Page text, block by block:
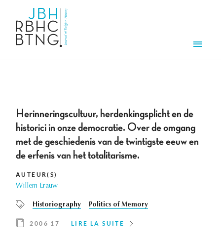
Herinneringscultuur, herdenkingsplicht en de
historici in onze democratie. Over de omgang
met de geschiedenis van de twintigste eeuw en
de erfenis van het totalitarisme.
AUTEUR(S)
Willem Erauw
Historiography Politics of Memory
2006 17 LIRE LA SUITE